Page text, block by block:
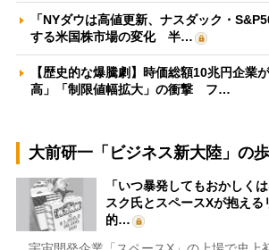
「NYダウは高値更新、ナスダック・
する米国株市場の変化 半…
【歴史的な爆騰劇】時価総額10兆円企業
高」「制限値幅拡大」の衝撃 フ…
大前研一「ビジネス新大陸」の
「いつ暴発してもおかしく
スク氏とスペースXが抱える
的…